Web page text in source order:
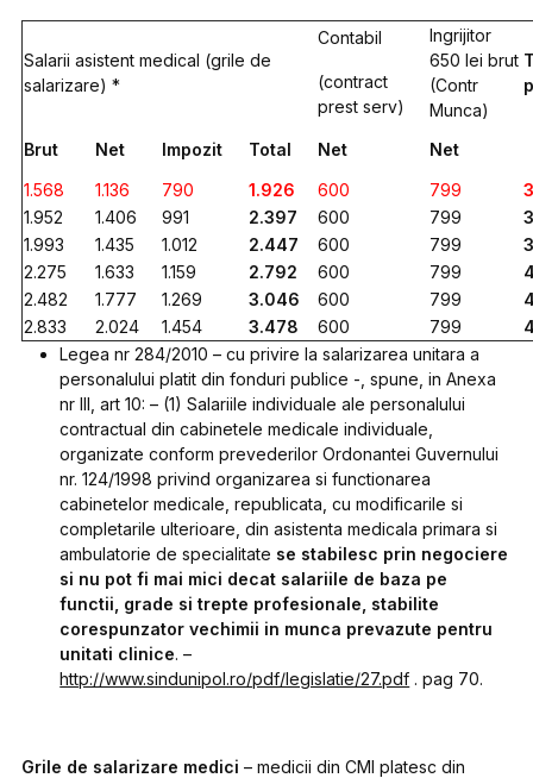
Salarii asistent medical (grile de
salarizare) *
Contabil
(contract
prest serv)
Ingrijitor
650 lei brut
(Contr
Munca)
Brut Net Impozit Total Net
Net
1.568
1.136 790 1.926 600 799
1.952
1.406 991 2.397 600 799
1.993
1.435 1.012 2.447 600 799
2.275
1.633 1.159 2.792 600 799
2.482
1.777 1.269 3.046 600 799
2.833
2.024 1.454 3.478 600 799
Legea nr 284/2010 – cu privire la salarizarea unitara a
personalului platit din fonduri publice -, spune, in Anexa
nr III, art 10: – (1) Salariile individuale ale personalului
contractual din cabinetele medicale individuale,
organizate conform prevederilor Ordonantei Guvernului
nr. 124/1998 privind organizarea si functionarea
cabinetelor medicale, republicata, cu modificarile si
completarile ulterioare, din asistenta medicala primara si
ambulatorie de specialitate se stabilesc prin negociere
si nu pot fi mai mici decat salariile de baza pe
functii, grade si trepte profesionale, stabilite
corespunzator vechimii in munca prevazute pentru
unitati clinice. –
http://www.sindunipol.ro/pdf/legislatie/27.pdf . pag 70.
Grile de salarizare medici– medicii din CMI platesc din